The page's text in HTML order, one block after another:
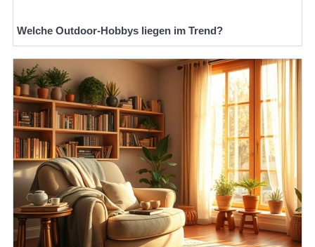
Welche Outdoor-Hobbys liegen im Trend?